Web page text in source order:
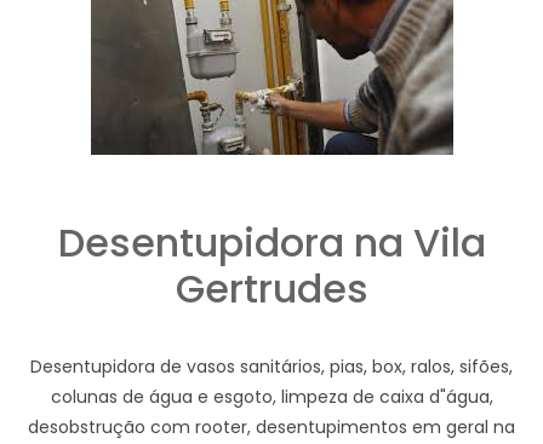
Desentupidora na Vila
Gertrudes
Desentupidora de vasos sanitários, pias, box, ralos, sifões,
colunas de água e esgoto, limpeza de caixa d"água,
desobstrução com rooter, desentupimentos em geral na